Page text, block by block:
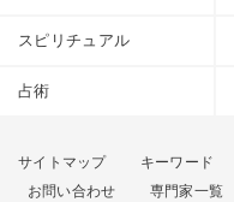
スピリチュアル
占術
サイトマップ キーワード
お問い合わせ
専門家一覧